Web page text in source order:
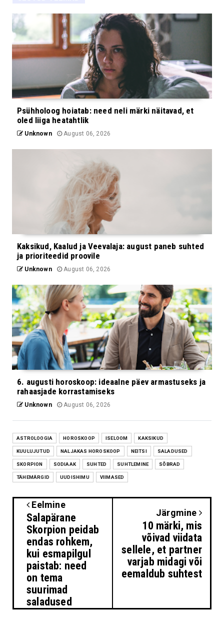
Psühholoog hoiatab: need neli märki näitavad, et
oled liiga heatahtlik
Unknown August 06, 2026
Kaksikud, Kaalud ja Veevalaja: august paneb suhted
ja prioriteedid proovile
Unknown August 06, 2026
6. augusti horoskoop: ideaalne päev armastuseks ja
rahaasjade korrastamiseks
Unknown August 06, 2026
ASTROLOOGIA HOROSKOOP ISELOOM KAKSIKUD
KUULUJUTUD NALJAKAS HOROSKOOP NEITSI SALADUSED
SKORPION SODIAAK SUHTED SUHTLEMINE SÕBRAD
TÄHEMÄRGID UUDISHIMU VIIMASED
Eelmine
Salapärane
Skorpion peidab
endas rohkem,
kui esmapilgul
paistab: need
on tema
suurimad
saladused
Järgmine
10 märki, mis
võivad viidata
sellele, et partner
varjab midagi või
eemaldub suhtest